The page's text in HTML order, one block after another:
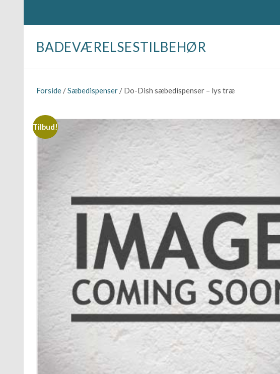
BADEVÆRELSESTILBEHØR
Forside /Sæbedispenser / Do-Dish sæbedispenser – lys træ
Tilbud!